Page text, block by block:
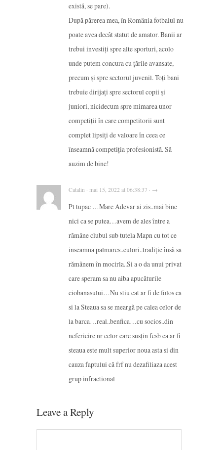
există, se pare).
După părerea mea, în România fotbalul nu
poate avea decât statut de amator. Banii ar
trebui investiți spre alte sporturi, acolo
unde putem concura cu țările avansate,
precum și spre sectorul juvenil. Toți bani
trebuie dirijați spre sectorul copii și
juniori, nicidecum spre mimarea unor
competiții în care competitorii sunt
complet lipsiți de valoare în ceea ce
înseamnă competiția profesionistă. Să
auzim de bine!
Catalin · mai 15, 2022 at 06:38:37 · →
Pt tupac …Mare Adevar ai zis..mai bine
nici ca se putea…avem de ales între a
rămâne clubul sub tutela Mapn cu tot ce
inseamna palmares..culori..tradiție însă sa
rămânem în mocirla..Si a o da unui privat
care speram sa nu aiba apucăturile
ciobanasului…Nu stiu cat ar fi de folos ca
si la Steaua sa se meargă pe calea celor de
la barca…real..benfica…cu socios..din
nefericire nr celor care susțin fcsb ca ar fi
steaua este mult superior noua asta si din
cauza faptului că frf nu dezafiliaza acest
grup infractional
Leave a Reply